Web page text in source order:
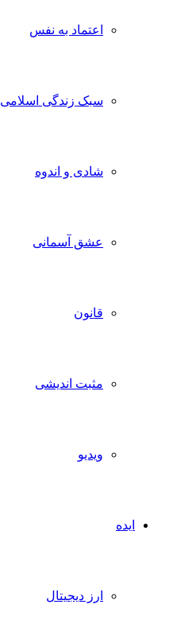
اعتماد به نفس
سبک زندگی اسلامی
شادی و اندوه
عشق آسمانی
قانون
مثبت اندیشی
ویدیو
ایده
ارز دیجیتال